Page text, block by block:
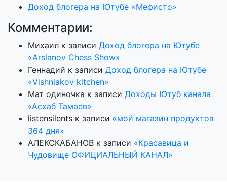
Доход блогера на Ютубе «Мефисто»
Комментарии:
Михаил к записи Доход блогера на Ютубе
«Arslanov Chess Show»
Геннадий к записи Доход блогера на Ютубе
«Vishniakov kitchen»
Мат одиночка к записи Доходы Ютуб канала
«Асхаб Тамаев»
listensilents к записи «мой магазин продуктов
364 дня»
АЛЕКСКАБАНОВ к записи «Красавица и
Чудовище ОФИЦИАЛЬНЫЙ КАНАЛ»